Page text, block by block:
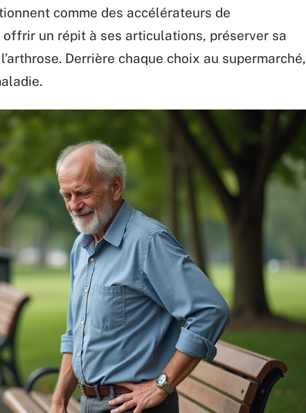
comme des accélérateurs de
offrir un répit à ses articulations, préserver sa
Derrière chaque choix au supermarché,